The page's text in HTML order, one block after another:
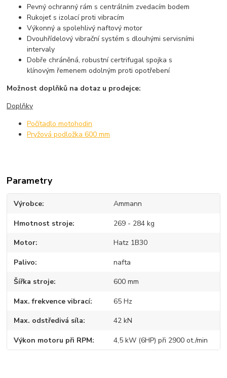
Pevný ochranný rám s centrálním zvedacím bodem
Rukojeť s izolací proti vibracím
Výkonný a spolehlivý naftový motor
Dvouhřídelový vibrační systém s dlouhými servisními
intervaly
Dobře chráněná, robustní certrifugal spojka s
klínovým řemenem odolným proti opotřebení
Možnost doplňků na dotaz u prodejce:
Doplňky
Počítadlo motohodin
Pryžová podložka 600 mm
Parametry
Výrobce Ammann
Hmotnost stroje 269 - 284 kg
Motor Hatz 1B30
Palivo nafta
Šířka stroje 600 mm
Max. frekvence vibrací 65 Hz
Max. odstředivá síla 42 kN
Výkon motoru při RPM 4,5 kW (6HP) při 2900 ot./min